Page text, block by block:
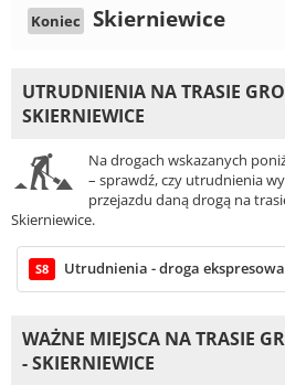
Koniec Skierniewice
UTRUDNIENIA NA TRASIE
SKIERNIEWICE
Na drogach wskazanych
– sprawdź, czy utrudnienia
przejazdu daną drogą na
Skierniewice.
S8 Utrudnienia - droga ekspresowa
WAŻNE MIEJSCA NA TRASIE
- SKIERNIEWICE